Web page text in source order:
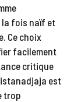
la fois naïf et
Ce choix
facilement
critique
est
trop